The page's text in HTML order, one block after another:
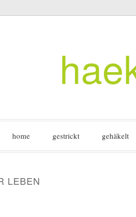
home gestrickt gehäkelt
LEBEN